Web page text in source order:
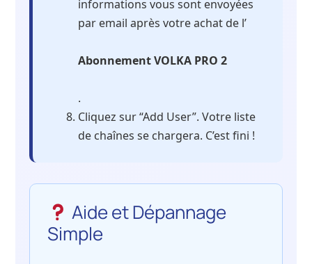
informations vous sont envoyées
par email après votre achat de l’
Abonnement VOLKA PRO 2
.
Cliquez sur “Add User”. Votre liste
de chaînes se chargera. C’est fini !
Aide et Dépannage
Simple